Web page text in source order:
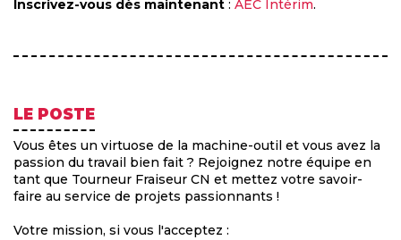
Inscrivez-vous dès maintenant : AEC Intérim.
LE POSTE
Vous êtes un virtuose de la machine-outil et vous avez la
passion du travail bien fait ? Rejoignez notre équipe en
tant que Tourneur Fraiseur CN et mettez votre savoir-
faire au service de projets passionnants !
Votre mission, si vous l'acceptez :